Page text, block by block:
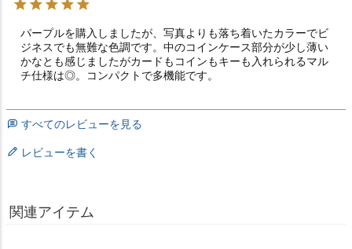
パープルを購入しましたが、写真よりも落ち着いたカラーでビ
ジネスでも無難な色調です。中のコインケース部分が少し薄い
かなとも感じましたがカードもコインもキーも入れられるマル
チ仕様は◎。コンパクトで多機能です。
すべてのレビューを見る
レビューを書く
関連アイテム